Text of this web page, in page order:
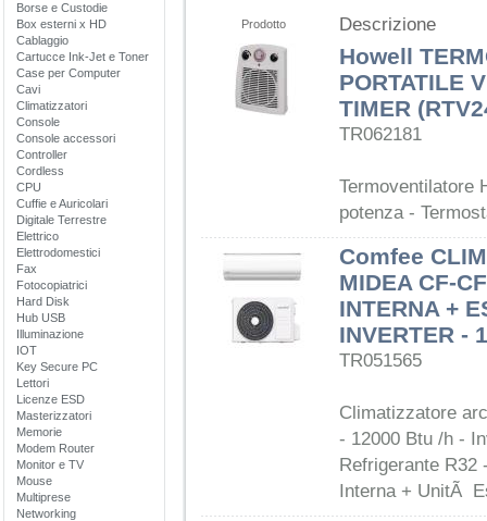
Borse e Custodie
Box esterni x HD
Cablaggio
Cartucce Ink-Jet e Toner
Case per Computer
Cavi
Climatizzatori
Console
Console accessori
Controller
Cordless
CPU
Cuffie e Auricolari
Digitale Terrestre
Elettrico
Elettrodomestici
Fax
Fotocopiatrici
Hard Disk
Hub USB
Illuminazione
IOT
Key Secure PC
Lettori
Licenze ESD
Masterizzatori
Memorie
Modem Router
Monitor e TV
Mouse
Multiprese
Networking
Prodotto Descrizione
Howell
PORTATILE
TIMER
TR062181
Termoventilatore
potenza -
Comfee
MIDEA CF-
INTERNA +
INVERTER -
TR051565
Climatizzatore
- 12000 Btu /h -
Refrigerante
Interna + UnitÃ